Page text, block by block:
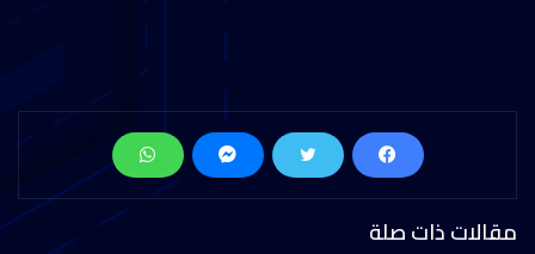
مقالات ذات صلة